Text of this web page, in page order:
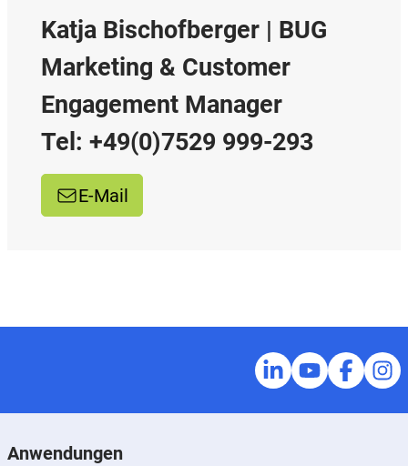
Katja Bischofberger | BUG
Marketing & Customer
Engagement Manager
Tel: +49(0)7529 999-293
E-Mail
Anwendungen